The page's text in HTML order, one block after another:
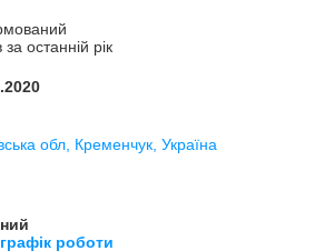
останній рік
обл, Кременчук, Україна
роботи